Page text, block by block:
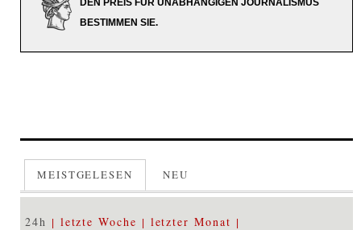
BESTIMMEN SIE.
MEISTGELESEN NEU
24h letzte Woche letzter Monat